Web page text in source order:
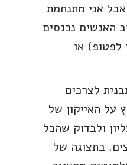
אני מתנחמת
האנשים נכנסים
לפטופ) או
לצרכים
על האייקון של
ולבדוק שהכל
בתצוגה של